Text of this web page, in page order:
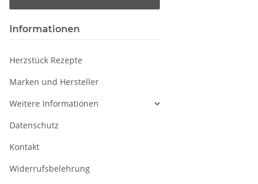
Informationen
Herzstück Rezepte
Marken und Hersteller
Weitere Informationen
Datenschutz
Kontakt
Widerrufsbelehrung